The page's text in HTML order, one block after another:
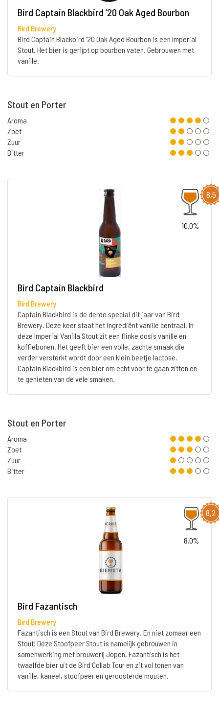
Bird Captain Blackbird ‘20 Oak Aged Bourbon
Bird Brewery
Bird Captain Blackbird ‘20 Oak Aged Bourbon is een Imperial
Stout. Het bier is gerijpt op bourbon vaten. Gebrouwen met
vanille.
Stout en Porter
Aroma
Zoet
Zuur
Bitter
8,5
10.0%
Bird Captain Blackbird
Bird Brewery
Captain Blackbird is de derde special dit jaar van Bird
Brewery. Deze keer staat het ingrediënt vanille centraal. In
deze Imperial Vanilla Stout zit een flinke dosis vanille en
koffiebonen. Het geeft bier een volle, zachte smaak die
verder versterkt wordt door een klein beetje lactose.
Captain Blackbird is een bier om echt voor te gaan zitten en
te genieten van de vele smaken.
Stout en Porter
Aroma
Zoet
Zuur
Bitter
8,2
8.0%
Bird Fazantisch
Bird Brewery
Fazantisch is een Stout van Bird Brewery. En niet zomaar een
Stout! Deze Stoofpeer Stout is namelijk gebrouwen in
samenwerking met brouwerij Jopen. Fazantisch is het
twaalfde bier uit de Bird Collab Tour en zit vol tonen van
vanille, kaneel, stoofpeer en geroosterde mouten.